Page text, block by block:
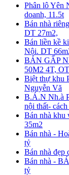
Phân lô Yên
doanh, 11.5t
Bán nhà
DT 27m2,
Bán liền kề
Nội. DT
BÁN GẤP
50M2 4T,
Biệt thự khu
Nguyễn Vă
B.Á.N Nh.à
nội thất- cách
Bán nhà khu
35m2
Bán nhà -
tỷ
Bán nhà đẹp
Bán nhà -
tỷ